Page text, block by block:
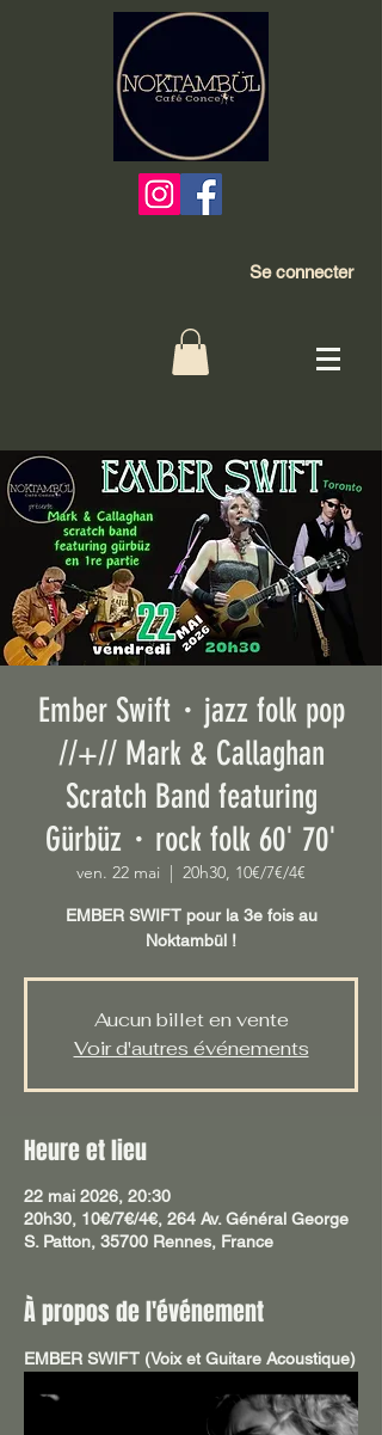
Se connecter
Ember Swift・jazz folk pop
//+// Mark & Callaghan
Scratch Band featuring
Gürbüz・rock folk 60' 70'
ven. 22 mai 20h30, 10€/7€/4€
EMBER SWIFT pour la 3e fois au
Noktambül !
Aucun billet en vente
Voir d'autres événements
Heure et lieu
22 mai 2026, 20:30
20h30, 10€/7€/4€, 264 Av. Général George
S. Patton, 35700 Rennes, France
À propos de l'événement
EMBER SWIFT (Voix et Guitare Acoustique)